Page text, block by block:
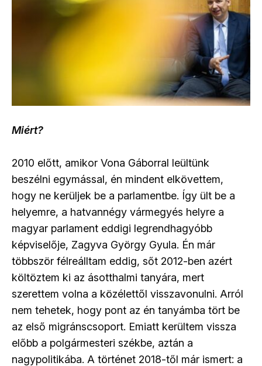
Miért?
2010 előtt, amikor Vona Gáborral leültünk
beszélni egymással, én mindent elkövettem,
hogy ne kerüljek be a parlamentbe. Így ült be a
helyemre, a hatvannégy vármegyés helyre a
magyar parlament eddigi legrendhagyóbb
képviselője, Zagyva György Gyula. Én már
többször félreálltam eddig, sőt 2012-ben azért
költöztem ki az ásotthalmi tanyára, mert
szerettem volna a közélettől visszavonulni. Arról
nem tehetek, hogy pont az én tanyámba tört be
az első migránscsoport. Emiatt kerültem vissza
előbb a polgármesteri székbe, aztán a
nagypolitikába. A történet 2018-től már ismert: a